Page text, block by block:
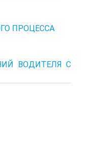
ПРОЦЕССА
ВОДИТЕЛЯ С